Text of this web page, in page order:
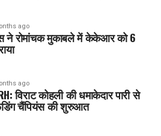
ago
ने रोमांचक मुकाबले में केकेआर को 6
ago
विराट कोहली की धमाकेदार पारी से
चैंपियंस की शुरुआत